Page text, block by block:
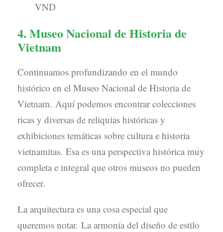
VND
4. Museo Nacional de Historia de
Vietnam
Continuamos profundizando en el mundo
histórico en el Museo Nacional de Historia de
Vietnam. Aquí podemos encontrar colecciones
ricas y diversas de reliquias históricas y
exhibiciones temáticas sobre cultura e historia
vietnamitas. Esa es una perspectiva histórica muy
completa e integral que otros museos no pueden
ofrecer.
La arquitectura es una cosa especial que
queremos notar. La armonía del diseño de estilo